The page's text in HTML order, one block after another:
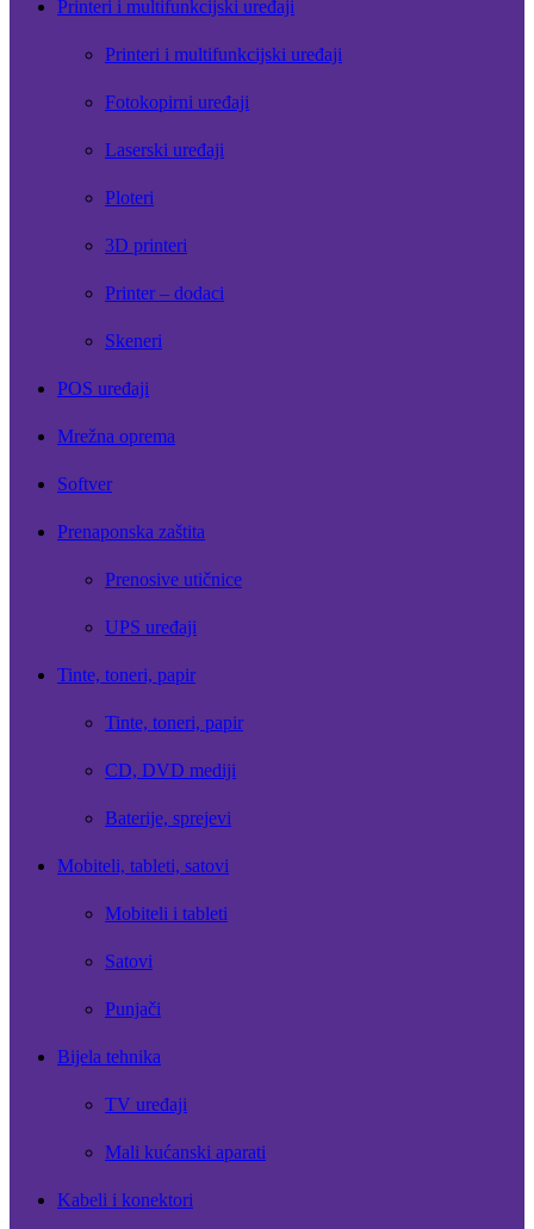
Printeri i multifunkcijski uređaji
Printeri i multifunkcijski uređaji
Fotokopirni uređaji
Laserski uređaji
Ploteri
3D printeri
Printer – dodaci
Skeneri
POS uređaji
Mrežna oprema
Softver
Prenaponska zaštita
Prenosive utičnice
UPS uređaji
Tinte, toneri, papir
Tinte, toneri, papir
CD, DVD mediji
Baterije, sprejevi
Mobiteli, tableti, satovi
Mobiteli i tableti
Satovi
Punjači
Bijela tehnika
TV uređaji
Mali kućanski aparati
Kabeli i konektori